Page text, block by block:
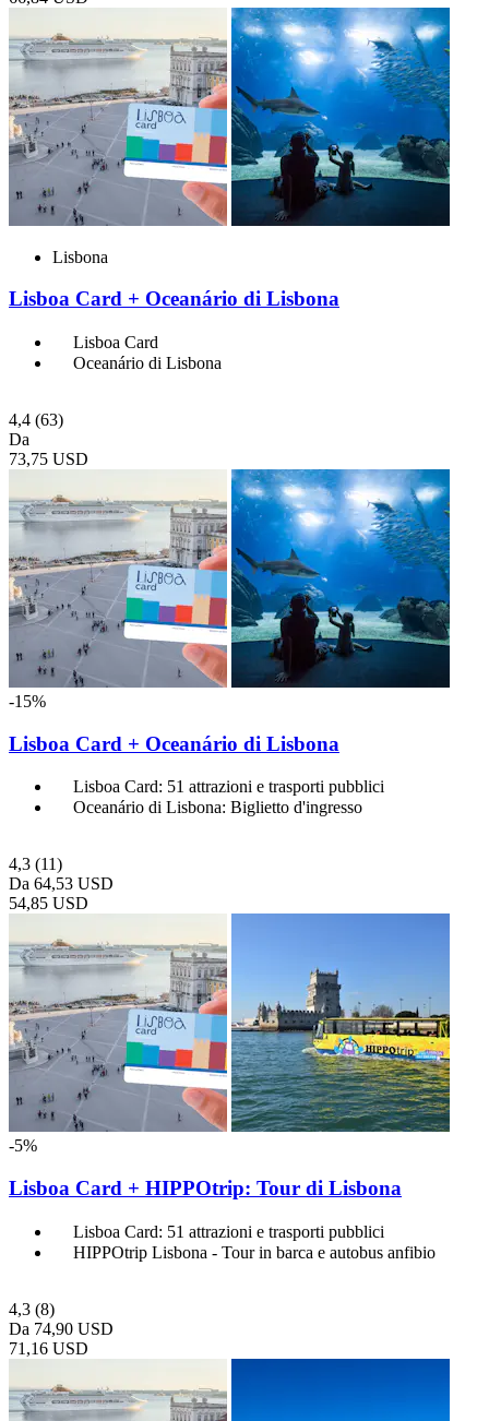
Lisbona
Lisboa Card + Oceanário di Lisbona
Lisboa Card
Oceanário di Lisbona
4,4 (63)
Da
73,75 USD
-15%
Lisboa Card + Oceanário di Lisbona
Lisboa Card: 51 attrazioni e trasporti pubblici
Oceanário di Lisbona: Biglietto d'ingresso
4,3 (11)
Da 64,53 USD
54,85 USD
-5%
Lisboa Card + HIPPOtrip: Tour di Lisbona
Lisboa Card: 51 attrazioni e trasporti pubblici
HIPPOtrip Lisbona - Tour in barca e autobus anfibio
4,3 (8)
Da 74,90 USD
71,16 USD